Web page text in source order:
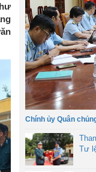
Chính ủy Quân
Tư